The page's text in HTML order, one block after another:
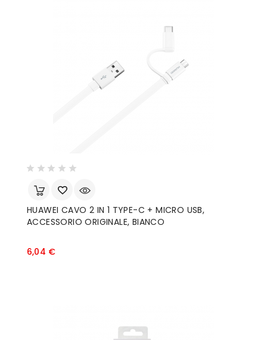
HUAWEI CAVO 2 IN 1 TYPE-C + MICRO USB,
ACCESSORIO ORIGINALE, BIANCO
6,04 €Prezzo